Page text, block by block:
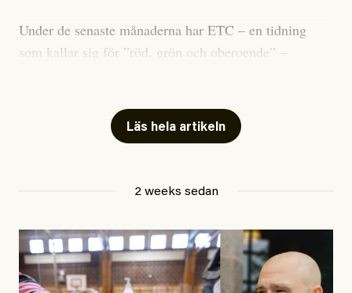
Under de senaste månaderna har ETC – en tidning
som kallar sig för ”röd, grön och oberoende” –
skriver för? Vad betyder det att vara en ”röd, grön och
oberoende” tidning? Och vad är egentligen bra
utpekas som israelisk infiltratör”. Enligt ingressen
handlar artikeln om en person vars ”bakgrund skapar
Läs hela artikeln
2 weeks sedan